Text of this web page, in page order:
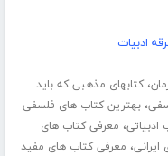
ادبیات
،کتابهای مذهبی که باید
،بهترین کتاب های فلسفی
ادبیاتی، معرفی کتاب های
، معرفی کتاب های مفید